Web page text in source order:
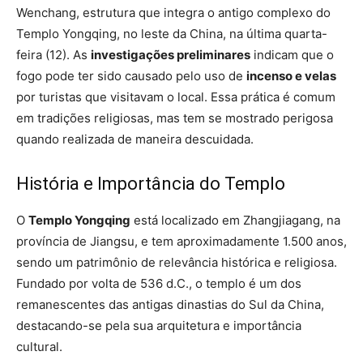
Wenchang, estrutura que integra o antigo complexo do
Templo Yongqing, no leste da China, na última quarta-
feira (12). As investigações preliminares indicam que o
fogo pode ter sido causado pelo uso de incenso e velas
por turistas que visitavam o local. Essa prática é comum
em tradições religiosas, mas tem se mostrado perigosa
quando realizada de maneira descuidada.
História e Importância do Templo
O Templo Yongqing está localizado em Zhangjiagang, na
província de Jiangsu, e tem aproximadamente 1.500 anos,
sendo um patrimônio de relevância histórica e religiosa.
Fundado por volta de 536 d.C., o templo é um dos
remanescentes das antigas dinastias do Sul da China,
destacando-se pela sua arquitetura e importância
cultural.